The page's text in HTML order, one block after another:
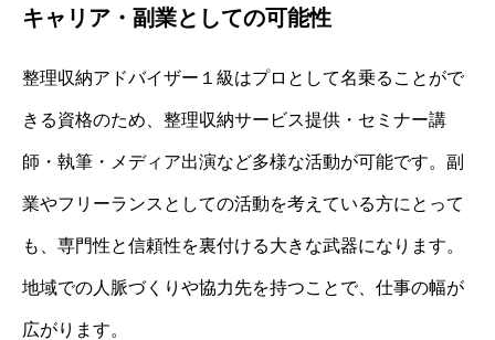
キャリア・副業としての可能性
整理収納アドバイザー１級はプロとして名乗ることがで
きる資格のため、整理収納サービス提供・セミナー講
師・執筆・メディア出演など多様な活動が可能です。副
業やフリーランスとしての活動を考えている方にとって
も、専門性と信頼性を裏付ける大きな武器になります。
地域での人脈づくりや協力先を持つことで、仕事の幅が
広がります。